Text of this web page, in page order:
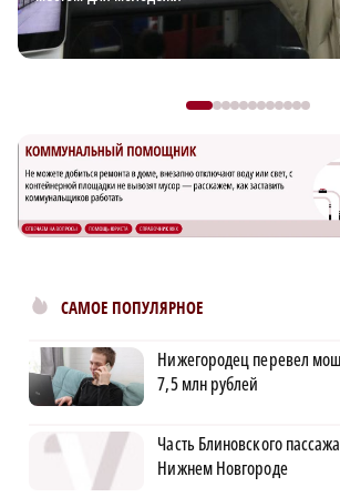
САМОЕ ПОПУЛЯРНОЕ
Нижегородец перевел
7,5 млн рублей
Часть Блиновского
Нижнем Новгороде